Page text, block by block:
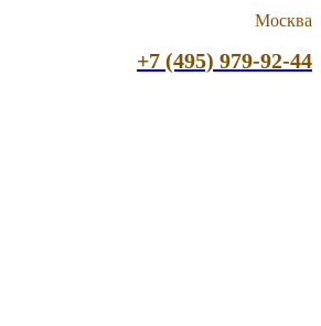
Москва
+7 (495) 979-92-44